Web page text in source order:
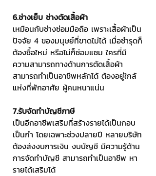
6.ช่างเย็บ ช่างตัดเสื้อผ้า
เหมือนกับช่างซ่อมมือถือ เพราะเสื้อผ้าเป็น
ปัจจัย 4 ของมนุษย์ที่ขาดไม่ได้ เมื่อชำรุดก็
ต้องซื้อใหม่ หรือไม่ก็ซ่อมแซม ใครที่มี
ความสามารถทางด้านการตัดเสื้อผ้า
สามารถทำเป็นอาชีพหลักได้ ต้องอยู่ใกล้
แห่งที่พักอาศัย ผู้คนหนาแน่น
7.รับจัดทำบัญชีภาษี
เป็นอีกอาชีพเสริมที่สร้างรายได้เป็นกอบ
เป็นกำ โดยเฉพาะช่วงปลายปี หลายบริษัท
ต้องส่งงบการเงิน งบบัญชี มีความรู้ด้าน
การจัดทำบัญชี สามารถทำเป็นอาชีพ หา
รายได้เสริมได้